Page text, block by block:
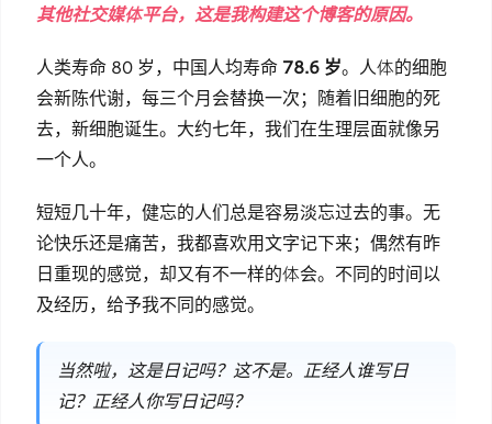
其他社交媒体平台，这是我构建这个博客的原因。
人类寿命 80 岁，中国人均寿命 78.6 岁。人体的细胞
会新陈代谢，每三个月会替换一次；随着旧细胞的死
去，新细胞诞生。大约七年，我们在生理层面就像另
一个人。
短短几十年，健忘的人们总是容易淡忘过去的事。无
论快乐还是痛苦，我都喜欢用文字记下来；偶然有昨
日重现的感觉，却又有不一样的体会。不同的时间以
及经历，给予我不同的感觉。
当然啦，这是日记吗？这不是。正经人谁写日
记？正经人你写日记吗？